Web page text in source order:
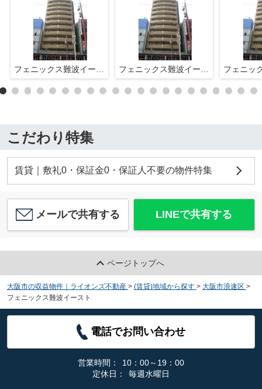
フェニックス難波イースト フェニックス難波イースト
こだわり特集
賃貸｜敷礼0・保証金0・保証人不要の物件特集
メールで共有する LINEで共有する
ページトップへ
大阪市の収益物件｜ライオンズ不動産 > (賃貸)地域から探す > 大阪市浪速区 >
フェニックス難波イースト
電話でお問い合わせ
営業時間：
10：00～19：00
定休日：
毎週水曜日